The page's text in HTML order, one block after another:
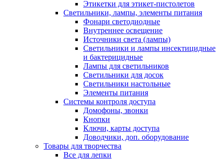
Этикетки для этикет-пистолетов
Светильники, лампы, элементы питания
Фонари светодиодные
Внутреннее освещение
Источники света (лампы)
Светильники и лампы инсектицидные
и бактерицидные
Лампы для светильников
Светильники для досок
Светильники настольные
Элементы питания
Системы контроля доступа
Домофоны, звонки
Кнопки
Ключи, карты доступа
Доводчики, доп. оборудование
Товары для творчества
Все для лепки